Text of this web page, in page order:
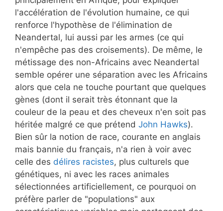
l'accélération de l'évolution humaine, ce qui
renforce l'hypothèse de l'élimination de
Neandertal, lui aussi par les armes (ce qui
n'empêche pas des croisements). De même, le
métissage des non-Africains avec Neandertal
semble opérer une séparation avec les Africains
alors que cela ne touche pourtant que quelques
gènes (dont il serait très étonnant que la
couleur de la peau et des cheveux n'en soit pas
héritée malgré ce que prétend John Hawks).
Bien sûr la notion de race, courante en anglais
mais bannie du français, n'a rien à voir avec
celle des délires racistes, plus culturels que
génétiques, ni avec les races animales
sélectionnées artificiellement, ce pourquoi on
préfère parler de "populations" aux